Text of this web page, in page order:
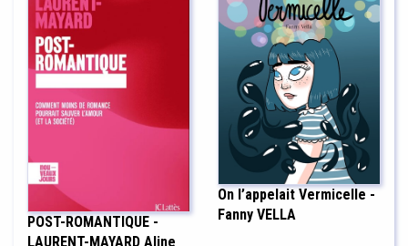
POST-ROMANTIQUE -
LAURENT-MAYARD Aline
On l’appelait Vermicelle -
Fanny VELLA